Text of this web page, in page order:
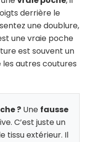
derrière le
une doublure,
une vraie poche
est souvent un
les autres coutures
? Une fausse
C’est juste un
tissu extérieur. Il